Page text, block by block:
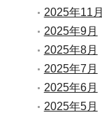
2025年11月
2025年9月
2025年8月
2025年7月
2025年6月
2025年5月